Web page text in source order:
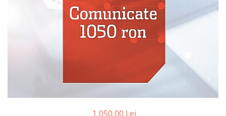
1.050,00 Lei